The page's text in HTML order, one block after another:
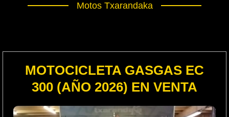
Motos Txarandaka
MOTOCICLETA GASGAS EC
300 (AÑO 2026) EN VENTA